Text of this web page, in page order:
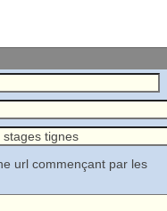
url commençant par les